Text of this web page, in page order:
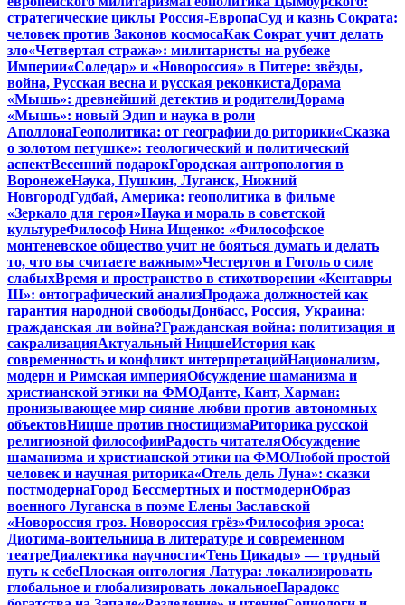
стратегические циклы Россия-ЕвропаСуд и казнь Сократа:
человек против Законов космосаКак Сократ учит делать
зло«Четвертая стража»: милитаристы на рубеже
Империи«Соледар» и «Новороссия» в Питере: звёзды,
война, Русская весна и русская реконкистаДорама
«Мышь»: древнейший детектив и родителиДорама
«Мышь»: новый Эдип и наука в роли
АполлонаГеополитика: от географии до риторики«Сказка
о золотом петушке»: теологический и политический
аспектВесенний подарокГородская антропология в
ВоронежеНаука, Пушкин, Луганск, Нижний
НовгородГудбай, Америка: геополитика в фильме
«Зеркало для героя»Наука и мораль в советской
культуреФилософ Нина Ищенко: «Философское
монтеневское общество учит не бояться думать и делать
то, что вы считаете важным»Честертон и Гоголь о силе
слабыхВремя и пространство в стихотворении «Кентавры
III»: онтографический анализПродажа должностей как
гарантия народной свободыДонбасс, Россия, Украина:
гражданская ли война?Гражданская война: политизация и
сакрализацияАктуальный НицшеИстория как
современность и конфликт интерпретацийНационализм,
модерн и Римская империяОбсуждение шаманизма и
христианской этики на ФМОДанте, Кант, Харман:
пронизывающее мир сияние любви против автономных
объектовНицше против гностицизмаРиторика русской
религиозной философииРадость читателяОбсуждение
шаманизма и христианской этики на ФМОЛюбой простой
человек и научная риторика«Отель дель Луна»: сказки
постмодернаГород Бессмертных и постмодернОбраз
военного Луганска в поэме Елены Заславской
«Новороссия гроз. Новороссия грёз»Философия эроса:
Диотима-воительница в литературе и современном
театреДиалектика научности«Тень Цикады» — трудный
путь к себеПлоская онтология Латура: локализировать
глобальное и глобализировать локальноеПарадокс